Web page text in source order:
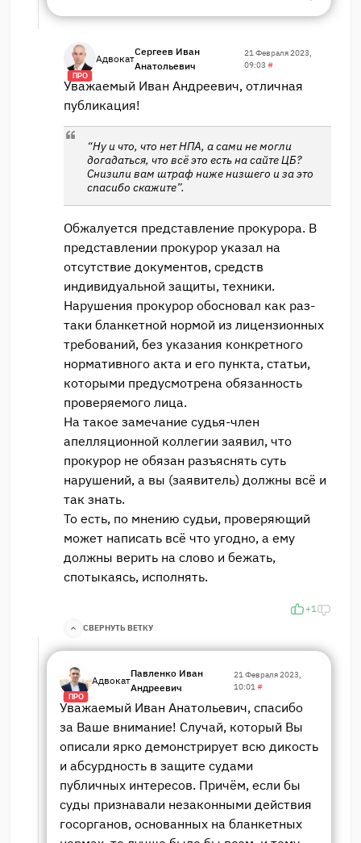
ПРО
Адвокат
Сергеев Иван
Анатольевич
21 Февраля 2023,
09:03#
Уважаемый Иван Андреевич, отличная
публикация!
“Ну и что, что нет НПА, а сами не могли
догадаться, что всё это есть на сайте ЦБ?
Снизили вам штраф ниже низшего и за это
спасибо скажите”.
Обжалуется представление прокурора. В
представлении прокурор указал на
отсутствие документов, средств
индивидуальной защиты, техники.
Нарушения прокурор обосновал как раз-
таки бланкетной нормой из лицензионных
требований, без указания конкретного
нормативного акта и его пункта, статьи,
которыми предусмотрена обязанность
проверяемого лица.
На такое замечание судья-член
апелляционной коллегии заявил, что
прокурор не обязан разъяснять суть
нарушений, а вы (заявитель) должны всё и
так знать.
То есть, по мнению судьи, проверяющий
может написать всё что угодно, а ему
должны верить на слово и бежать,
спотыкаясь, исполнять.
+1
СВЕРНУТЬ ВЕТКУ
ПРО
Адвокат
Павленко Иван
Андреевич
21 Февраля 2023,
10:01#
Уважаемый Иван Анатольевич, спасибо
за Ваше внимание! Случай, который Вы
описали ярко демонстрирует всю дикость
и абсурдность в защите судами
публичных интересов. Причём, если бы
суды признавали незаконными действия
госорганов, основанных на бланкетных